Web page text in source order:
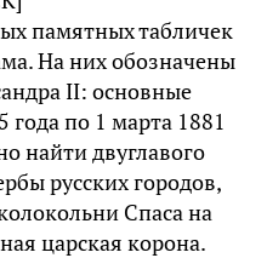
памятных табличек
На них обозначены
II: основные
года по 1 марта 1881
найти двуглавого
русских городов,
Спаса на
царская корона.